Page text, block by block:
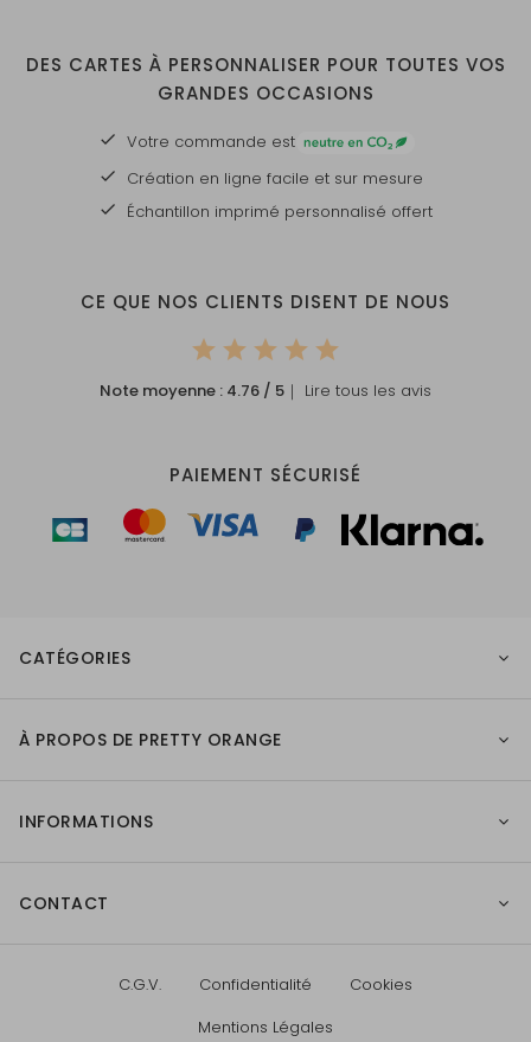
DES CARTES À PERSONNALISER POUR TOUTES VOS
GRANDES OCCASIONS
Votre commande est
Création en ligne facile et sur mesure
Échantillon imprimé personnalisé offert
CE QUE NOS CLIENTS DISENT DE NOUS
Note moyenne : 4.76 / 5 ｜ Lire tous les avis
PAIEMENT SÉCURISÉ
CATÉGORIES
À PROPOS DE PRETTY ORANGE
INFORMATIONS
CONTACT
C.G.V. Confidentialité
Cookies
Mentions Légales